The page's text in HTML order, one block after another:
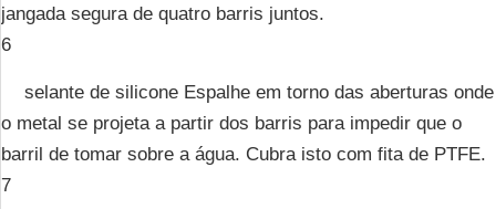
jangada segura de quatro barris juntos.
6
selante de silicone Espalhe em torno das aberturas onde
o metal se projeta a partir dos barris para impedir que o
barril de tomar sobre a água. Cubra isto com fita de PTFE.
7